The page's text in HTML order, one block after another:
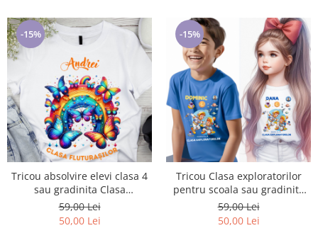
-15%
Tricou absolvire elevi clasa 4
sau gradinita Clasa
fluturasilor cu text sau poze
ABS1065
59,00 Lei
50,00 Lei
-15%
Tricou Clasa exploratorilor
pentru scoala sau gradinita
ABS1068.55
59,00 Lei
50,00 Lei